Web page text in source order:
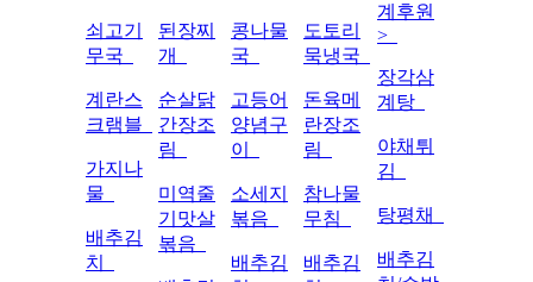
쇠고기
무국
계란스
크램블
가지나
물
배추김
치
된장찌
개
순살닭
간장조
림
미역줄
기맛살
볶음
콩나물
국
고등어
양념구
이
소세지
볶음
배추김
도토리
묵냉국
돈육메
란장조
림
참나물
무침
배추김
계후원
>
장각삼
계탕
야채튀
김
탕평채
배추김